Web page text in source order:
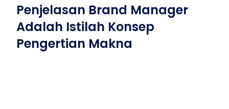
Penjelasan Brand Manager
Adalah Istilah Konsep
Pengertian Makna